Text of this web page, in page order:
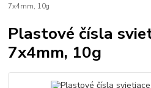
7x4mm, 10g
Plastové čísla
7x4mm, 10g